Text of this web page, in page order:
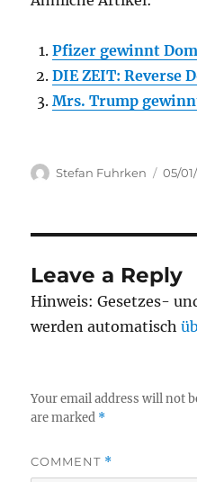
Pfizer gewinnt
DIE ZEIT: Reverse
Mrs. Trump
Author
Stefan Fuhrken 05/
Leave a Reply
Hinweis: Gesetzes-
werden automatisch
Your email address will not
are marked *
COMMENT *